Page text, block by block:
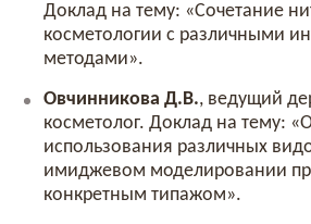
Доклад на тему: «Сочетание
косметологии с различными
методами».
Овчинникова Д.В., ведущий
косметолог. Доклад на тему:
использования различных
имиджевом моделировании
конкретным типажом».